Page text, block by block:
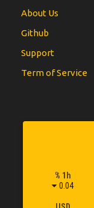
About Us
Github
Support
Term of Service
% 1h
0.04